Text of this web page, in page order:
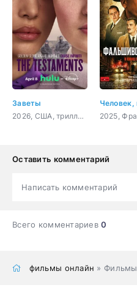
Заветы
2026, США, триллер, драма
Оставить комментарий
Написать комментарий
Всего комментариев0
фильмы онлайн » Фильмы